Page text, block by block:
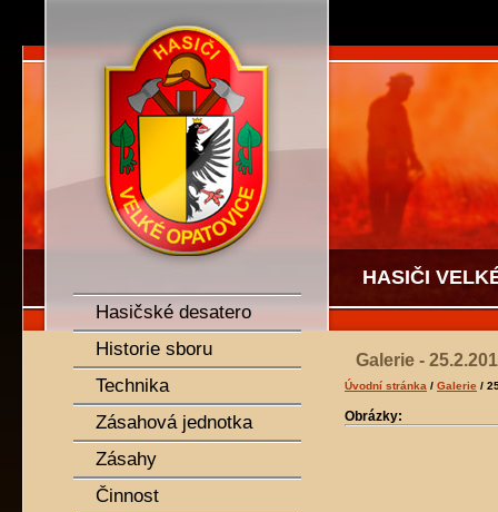
HASIČI
Galerie -
Úvodní stránka / Galerie /
Obrázky:
SDH Velké Opatovice
Hasičské desatero
Historie sboru
Technika
Zásahová jednotka
Zásahy
Činnost